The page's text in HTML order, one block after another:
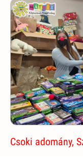
Csoki adomány,